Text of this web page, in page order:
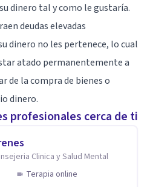
dinero tal y como le gustaría.
deudas elevadas
dinero no les pertenece, lo cual
atado permanentemente a
de la compra de bienes o
dinero.
profesionales cerca de ti
Clinica y Salud Mental
Terapia online